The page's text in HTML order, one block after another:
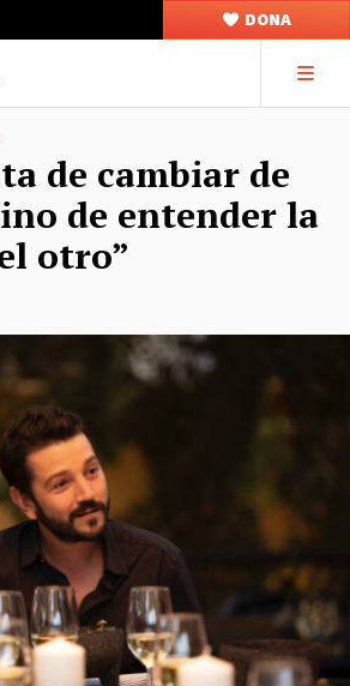
DONA
de cambiar de
de entender la
otro”